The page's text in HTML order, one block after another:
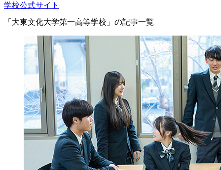
学校公式サイト
「大東文化大学第一高等学校」の記事一覧